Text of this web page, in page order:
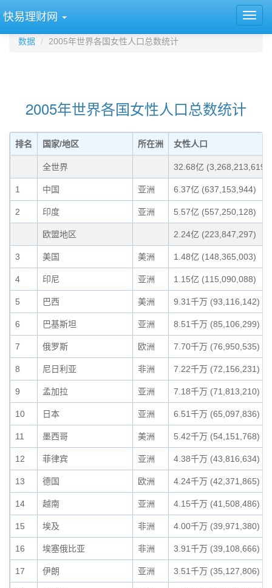
快易理财网
数据 2005年世界各国女性人口总数统计
2005年世界各国女性人口总数统计
排名 国家/地区 所在洲 女性人口
全世界 32.68亿 (3,268,213,619)
1 中国 亚洲 6.37亿 (637,153,944)
2 印度 亚洲 5.57亿 (557,250,128)
欧盟地区 2.24亿 (223,847,297)
3 美国 美洲 1.48亿 (148,365,003)
4 印尼 亚洲 1.15亿 (115,090,088)
5 巴西 美洲 9.31千万 (93,116,142)
6 巴基斯坦 亚洲 8.51千万 (85,106,299)
7 俄罗斯 欧洲 7.70千万 (76,950,535)
8 尼日利亚 非洲 7.22千万 (72,156,231)
9 孟加拉 亚洲 7.18千万 (71,813,210)
10 日本 亚洲 6.51千万 (65,097,836)
11 墨西哥 美洲 5.42千万 (54,151,768)
12 菲律宾 亚洲 4.38千万 (43,816,634)
13 德国 欧洲 4.24千万 (42,371,865)
14 越南 亚洲 4.15千万 (41,508,486)
15 埃及 非洲 4.00千万 (39,971,380)
16 埃塞俄比亚 非洲 3.91千万 (39,108,666)
17 伊朗 亚洲 3.51千万 (35,127,806)